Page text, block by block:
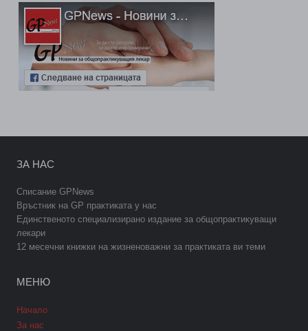
ЗА НАС
Списание GPNews
Връстник на GP практиката у нас
Единственото специализирано издание за общопрактикуващи
лекари
12 месечни книжки на жизненоважни за практиката ви теми
МЕНЮ
Начало
За нас